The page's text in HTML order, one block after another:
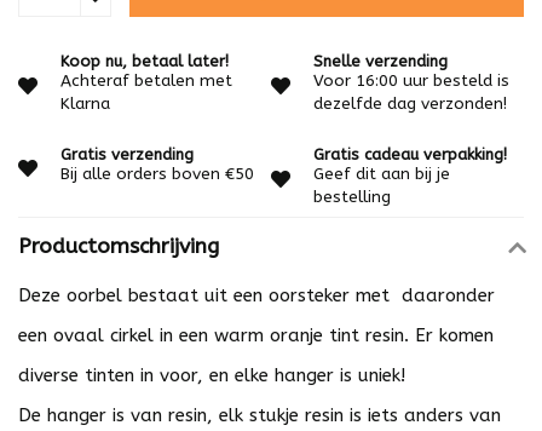
Koop nu, betaal later!
Achteraf betalen met
Klarna
Snelle verzending
Voor 16:00 uur besteld is
dezelfde dag verzonden!
Gratis verzending
Bij alle orders boven €50
Gratis cadeau verpakking!
Geef dit aan bij je
bestelling
Productomschrijving
Deze oorbel bestaat uit een oorsteker met daaronder
een ovaal cirkel in een warm oranje tint resin. Er komen
diverse tinten in voor, en elke hanger is uniek!
De hanger is van resin, elk stukje resin is iets anders van